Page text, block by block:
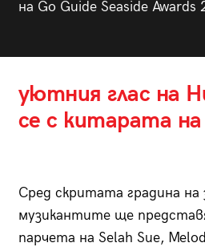
на Go Guide Seaside Awards
уютния глас на
се с китарата
Сред скритата градина на
музикантите ще
парчета на Selah Sue,